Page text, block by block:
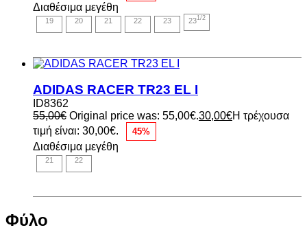
Διαθέσιμα μεγέθη
19 20 21 22 23 231/2
ADIDAS RACER TR23 EL I
ID8362
55,00€ Original price was: 55,00€.30,00€Η τρέχουσα
τιμή είναι: 30,00€.
45%
Διαθέσιμα μεγέθη
21 22
Φύλο